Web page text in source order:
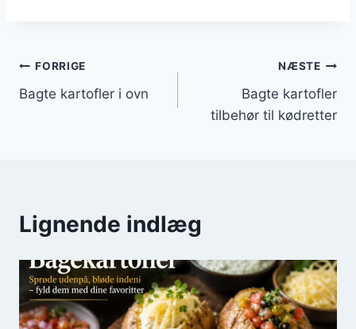
Indlægsnavigation
FORRIGE
Bagte kartofler i ovn
NÆSTE
Bagte kartofler
tilbehør til kødretter
Lignende indlæg